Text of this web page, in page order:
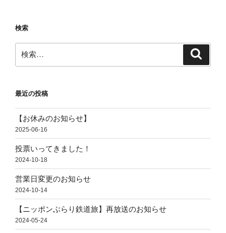
ー
シ
ョ
検索
索:
最近の投稿
【お休みのお知らせ】
2025-06-16
投票いってきました！
2024-10-18
営業日変更のお知らせ
2024-10-14
【ニッポンぶらり鉄道旅】再放送のお知らせ
2024-05-24